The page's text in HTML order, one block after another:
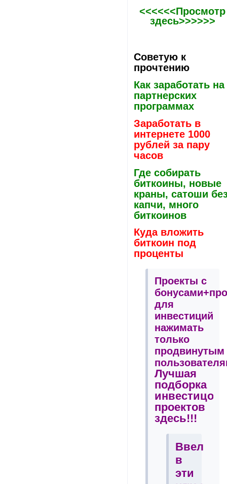
<<<<<<Просмотр
здесь>>>>>>
Советую к
прочтению
Как заработать на
партнерских
программах
Заработать в
интернете 1000
рублей за пару
часов
Где собирать
биткоины, новые
краны, сатоши
капчи, много
биткоинов
Куда вложить
биткоин под
проценты
Проекты с
для
инвестиций
нажимать
только
продвинутым
Лучшая
подборка
проектов
здесь!!!
Ввел
в
эти